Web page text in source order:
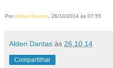
Por Alderi Dantas, 26/10/2014 às 07:55
Alderi Dantas às 26.10.14
Compartilhar